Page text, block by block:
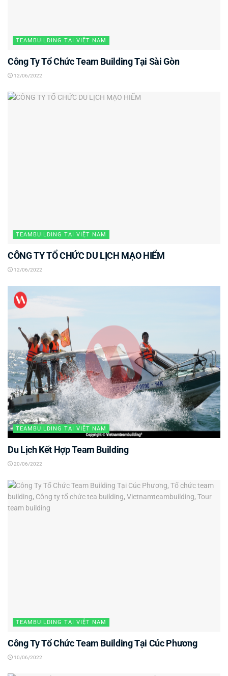
TEAMBUILDING TẠI VIỆT NAM
Công Ty Tổ Chức Team Building Tại Sài Gòn
12/06/2022
TEAMBUILDING TẠI VIỆT NAM
CÔNG TY TỔ CHỨC DU LỊCH MẠO HIỂM
12/06/2022
TEAMBUILDING TẠI VIỆT NAM
Du Lịch Kết Hợp Team Building
20/06/2022
TEAMBUILDING TẠI VIỆT NAM
Công Ty Tổ Chức Team Building Tại Cúc Phương
10/06/2022